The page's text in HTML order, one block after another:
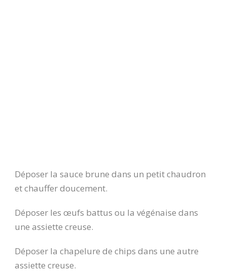
Déposer la sauce brune dans un petit chaudron
et chauffer doucement.
Déposer les œufs battus ou la végénaise dans
une assiette creuse.
Déposer la chapelure de chips dans une autre
assiette creuse.